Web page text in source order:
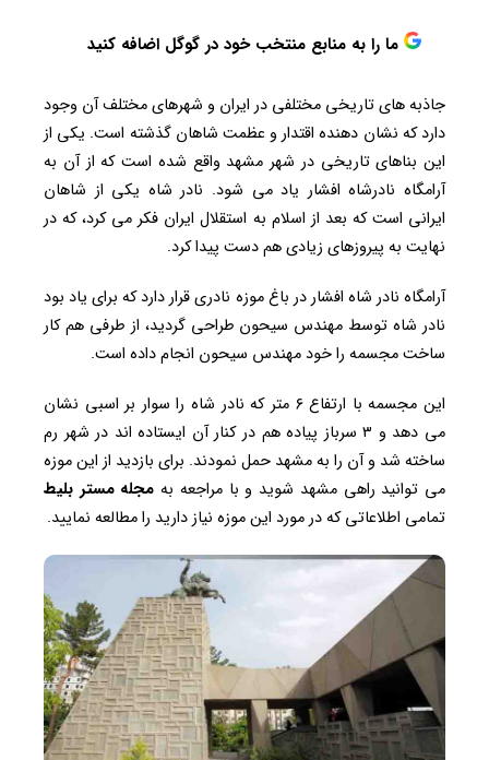
ما را به منابع منتخب خود در گوگل اضافه کنید
جاذبه های تاریخی مختلفی در ایران و شهرهای مختلف آن وجود
دارد که نشان دهنده اقتدار و عظمت شاهان گذشته است. یکی از
این بناهای تاریخی در شهر مشهد واقع شده است که از آن به
آرامگاه نادرشاه افشار یاد می شود. نادر شاه یکی از شاهان
ایرانی است که بعد از اسلام به استقلال ایران فکر می کرد، که در
نهایت به پیروزهای زیادی هم دست پیدا کرد.
آرامگاه نادر شاه افشار در باغ موزه نادری قرار دارد که برای یاد بود
نادر شاه توسط مهندس سیحون طراحی گردید، از طرفی هم کار
ساخت مجسمه را خود مهندس سیحون انجام داده است.
این مجسمه با ارتفاع ۶ متر که نادر شاه را سوار بر اسبی نشان
می دهد و ۳ سرباز پیاده هم در کنار آن ایستاده اند در شهر رم
ساخته شد و آن را به مشهد حمل نمودند. برای بازدید از این موزه
می توانید راهی مشهد شوید و با مراجعه به مجله مستر بلیط
تمامی اطلاعاتی که در مورد این موزه نیاز دارید را مطالعه نمایید.